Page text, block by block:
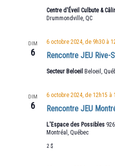
Centre d'Éveil Culbute &
Drummondville, QC
DIM
6 Rencontre JEU Rive-
6 octobre 2024, de 9h30à
Secteur Beloeil Beloeil,
DIM
6 Rencontre JEU
6 octobre 2024, de 12h15 à
L'Espace des Possibles
Montréal, Québec
2 $